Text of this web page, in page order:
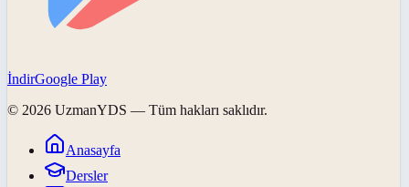
İndirGoogle Play
© 2026 UzmanYDS — Tüm hakları saklıdır.
Anasayfa
Dersler